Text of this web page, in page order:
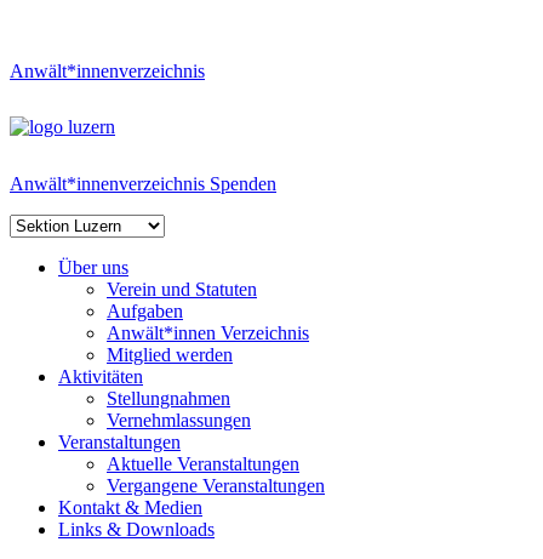
Anwält*innenverzeichnis
Anwält*innenverzeichnis Spenden
Über uns
Verein und Statuten
Aufgaben
Anwält*innen Verzeichnis
Mitglied werden
Aktivitäten
Stellungnahmen
Vernehmlassungen
Veranstaltungen
Aktuelle Veranstaltungen
Vergangene Veranstaltungen
Kontakt & Medien
Links & Downloads